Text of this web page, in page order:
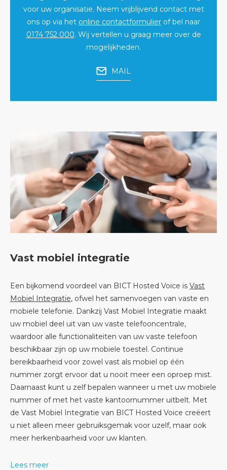
voor uw organisatie. Neem vrijblijvend contact met
ons op via het online contactformulier of bel naar
0174 752 000. Wij vertellen u graag meer over de
mogelijkheden.
MAIL
Vast mobiel integratie
Een bijkomend voordeel van BICT Hosted Voice is Vast
Mobiel Integratie, ofwel het samenvoegen van vaste en
mobiele telefonie. Dankzij Vast Mobiel Integratie maakt
uw mobiel deel uit van uw vaste telefooncentrale,
waardoor alle functionaliteiten van uw vaste telefoon
beschikbaar zijn op uw mobiele toestel. Continue
bereikbaarheid voor zowel vast als mobiel op één
nummer zorgt ervoor dat u nooit meer een oproep mist.
Daarnaast kunt u zelf bepalen wanneer u met uw mobiele
nummer of met het vaste kantoornummer uitbelt. Met
de Vast Mobiel Integratie van BICT Hosted Voice creëert
u niet alleen meer gebruiksgemak voor uzelf, maar ook
meer herkenbaarheid voor uw klanten.
Lees meer